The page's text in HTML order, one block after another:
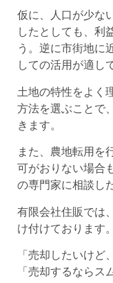
仮に、人口が少な
したとしても、利
う。逆に市街地に
しての活用が適し
土地の特性をよく
方法を選ぶことで
きます。
また、農地転用を
可がおりない場合
の専門家に相談し
有限会社住販では
け付けております。
「売却したいけど
「売却するならス